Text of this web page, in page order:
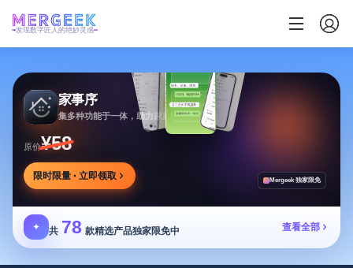
发现数字匠人的绝妙灵感
家事序
集多种功能于一体，助力家庭生活有序协作
原价¥58
限时限量 · 立即领取 Mergeek 独家限免
✦ 共 78 款精选产品独家限免中 查看全部